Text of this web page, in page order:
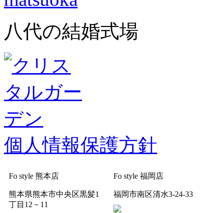
八代の結婚式場
個人情報保護方針
Fo style 熊本店
熊本県熊本市中央区黒髪1
丁目12－11
Fo style 福岡店
福岡市南区清水3-24-33